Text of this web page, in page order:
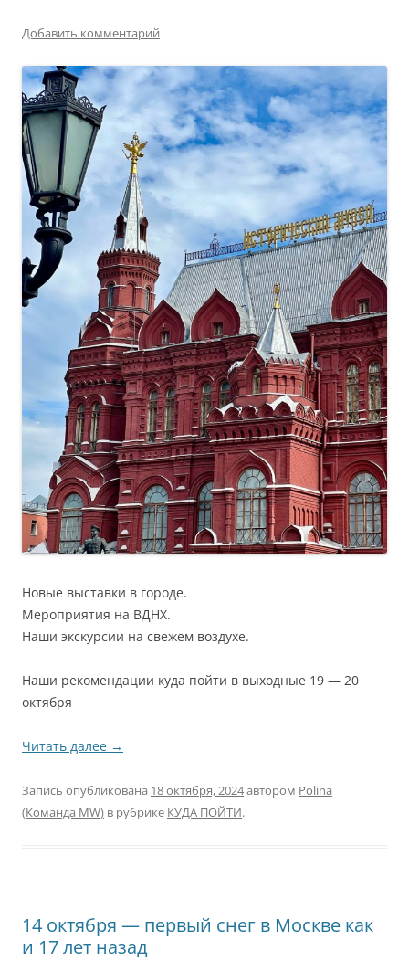
Добавить комментарий
Новые выставки в городе.
Мероприятия на ВДНХ.
Наши экскурсии на свежем воздухе.
Наши рекомендации куда пойти в выходные 19 — 20
октября
Читать далее →
Запись опубликована 18 октября, 2024автором Polina
(Команда MW) в рубрике КУДА ПОЙТИ.
14 октября — первый снег в Москве как
и 17 лет назад